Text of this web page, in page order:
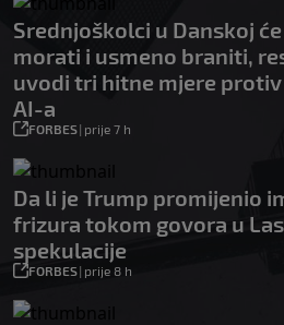
Srednjoškolci u Danskoj
morati i usmeno braniti,
uvodi tri hitne mjere
AI-a
FORBES| prije 7 h
Da li je Trump promijenio
frizura tokom govora u
spekulacije
FORBES| prije 8 h